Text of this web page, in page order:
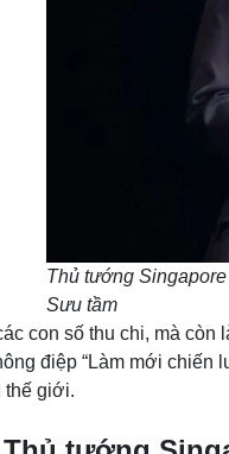
Thủ tướng
Sưu tầm
con số thu chi, mà
điệp “Làm mới
thế giới.